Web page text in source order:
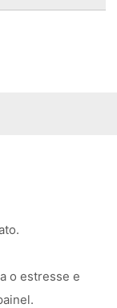
o estresse e